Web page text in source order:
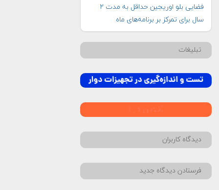
فضایی بلو اوریجین حداقل به مدت ۲
سال برای تمرکز بر برنامه‌های ماه
تبلیغات
دیدگاه کاربران
فرستادن دیدگاه جدید